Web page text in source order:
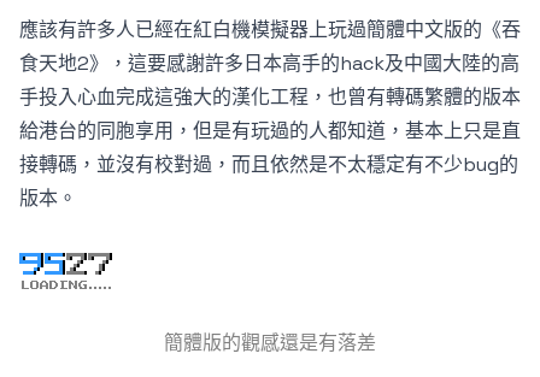
應該有許多人已經在紅白機模擬器上玩過簡體中文版的《吞
食天地2》，這要感謝許多日本高手的hack及中國大陸的高
手投入心血完成這強大的漢化工程，也曾有轉碼繁體的版本
給港台的同胞享用，但是有玩過的人都知道，基本上只是直
接轉碼，並沒有校對過，而且依然是不太穩定有不少bug的
版本。
簡體版的觀感還是有落差